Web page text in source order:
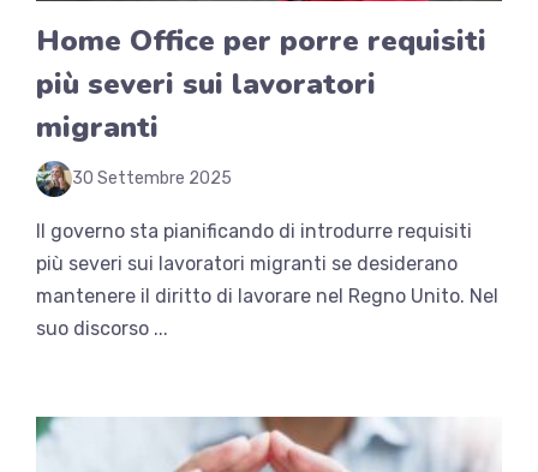
Home Office per porre requisiti
più severi sui lavoratori
migranti
30 Settembre 2025
Il governo sta pianificando di introdurre requisiti
più severi sui lavoratori migranti se desiderano
mantenere il diritto di lavorare nel Regno Unito. Nel
suo discorso ...